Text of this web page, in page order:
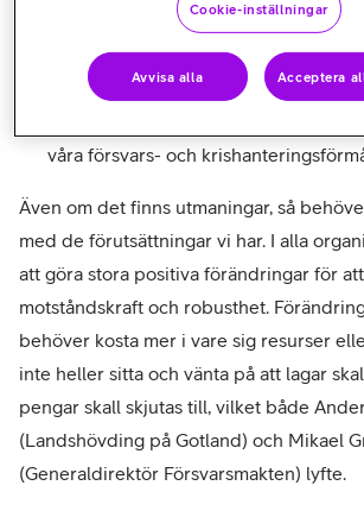
en robusthet även när vanliga, eller
incidenter sker.
Till sist, så behöver vi utbilda våra
våra försvars- och
Även om det finns utmaningar, så
med de förutsättningar vi har. I alla
att göra stora positiva förändringar för
motståndskraft och robusthet.
behöver kosta mer i vare sig resurser
inte heller sitta och vänta på att lagar
pengar skall skjutas till, vilket både
(Landshövding på Gotland) och Mikael
(Generaldirektör Försvarsmakten) lyfte.
Cookie-inställningar
Avvisa alla Acceptera